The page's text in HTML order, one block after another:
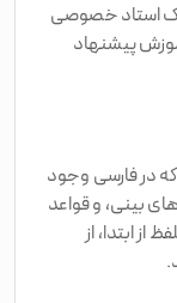
یک استاد خصوصی
پیشنهاد
در فارسی وجود
بینی، و قواعد
ابتدا، از